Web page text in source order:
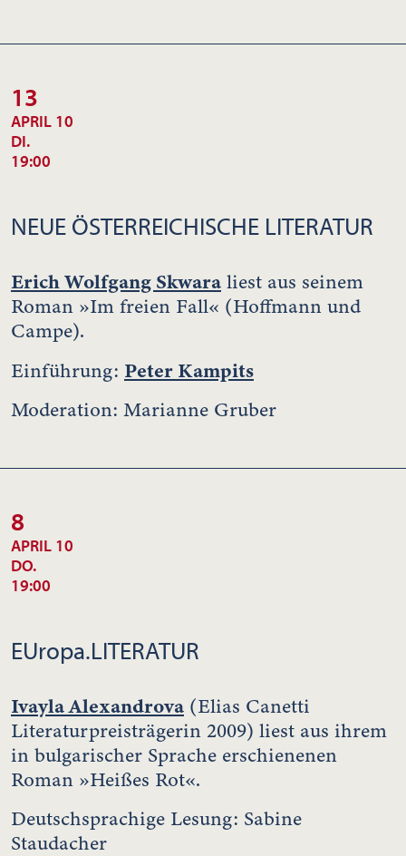
13
APRIL 10
DI.
19:00
NEUE ÖSTERREICHISCHE LITERATUR
Erich Wolfgang Skwara liest aus seinem
Roman »Im freien Fall« (Hoffmann und
Campe).
Einführung: Peter Kampits
Moderation: Marianne Gruber
8
APRIL 10
DO.
19:00
EUropa.LITERATUR
Ivayla Alexandrova (Elias Canetti
Literaturpreisträgerin 2009) liest aus ihrem
in bulgarischer Sprache erschienenen
Roman »Heißes Rot«.
Deutschsprachige Lesung: Sabine
Staudacher